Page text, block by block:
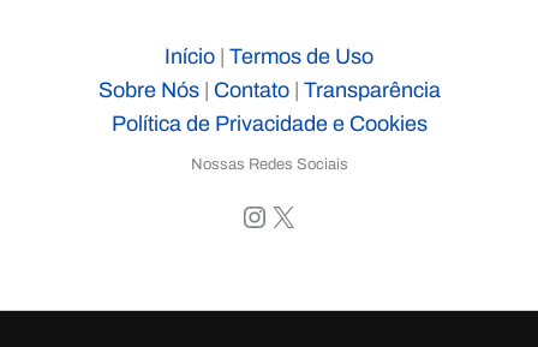
Início | Termos de Uso
Sobre Nós| Contato| Transparência
Política de Privacidade e Cookies
Nossas Redes Sociais
Instagram
X